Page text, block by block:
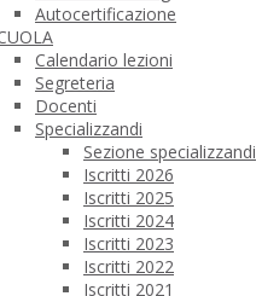
Autocertificazione
Calendario lezioni
Segreteria
Docenti
Specializzandi
Sezione specializzandi
Iscritti 2026
Iscritti 2025
Iscritti 2024
Iscritti 2023
Iscritti 2022
Iscritti 2021